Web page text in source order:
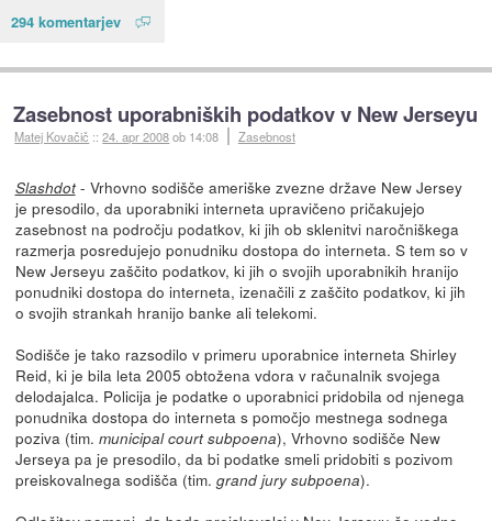
294 komentarjev
Zasebnost uporabniških podatkov v New Jerseyu
Matej Kovačič ::24. apr 2008ob 14:08 Zasebnost
Slashdot- Vrhovno sodišče ameriške zvezne države New Jersey
je presodilo, da uporabniki interneta upravičeno pričakujejo
zasebnost na področju podatkov, ki jih ob sklenitvi naročniškega
razmerja posredujejo ponudniku dostopa do interneta. S tem so v
New Jerseyu zaščito podatkov, ki jih o svojih uporabnikih hranijo
ponudniki dostopa do interneta, izenačili z zaščito podatkov, ki jih
o svojih strankah hranijo banke ali telekomi.
Sodišče je tako razsodilo v primeru uporabnice interneta Shirley
Reid, ki je bila leta 2005 obtožena vdora v računalnik svojega
delodajalca. Policija je podatke o uporabnici pridobila od njenega
ponudnika dostopa do interneta s pomočjo mestnega sodnega
poziva (tim. municipal court subpoena), Vrhovno sodišče New
Jerseya pa je presodilo, da bi podatke smeli pridobiti s pozivom
preiskovalnega sodišča (tim. grand jury subpoena).